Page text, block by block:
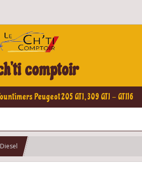
comptoir
Peugeot 205 GTI, 309 GTI - GTI16